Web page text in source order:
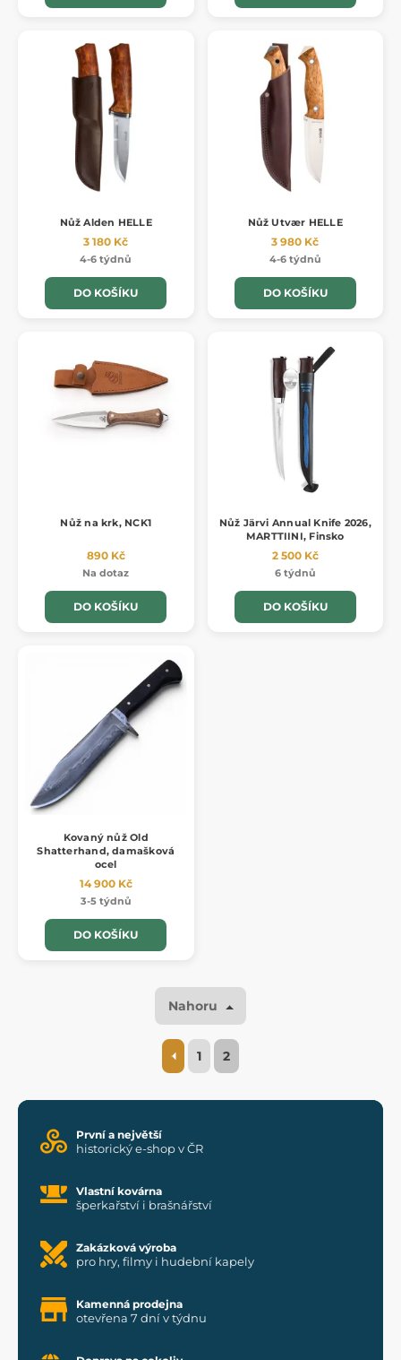
Nůž Alden HELLE
3 180 Kč
4-6 týdnů
DO KOŠÍKU
Nůž Utvær HELLE
3 980 Kč
4-6 týdnů
DO KOŠÍKU
Nůž na krk, NCK1
890 Kč
Na dotaz
DO KOŠÍKU
Nůž Järvi Annual Knife 2026,
MARTTIINI, Finsko
2 500 Kč
6 týdnů
DO KOŠÍKU
Kovaný nůž Old
Shatterhand, damašková
ocel
14 900 Kč
3-5 týdnů
DO KOŠÍKU
Nahoru
1 2
První a největší
historický e-shop v ČR
Vlastní kovárna
šperkařství i brašnářství
Zakázková výroba
pro hry, filmy i hudební kapely
Kamenná prodejna
otevřena 7 dní v týdnu